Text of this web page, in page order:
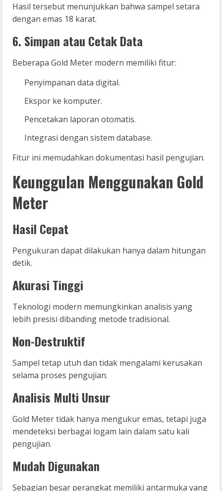
Hasil tersebut menunjukkan bahwa sampel setara
dengan emas 18 karat.
6. Simpan atau Cetak Data
Beberapa Gold Meter modern memiliki fitur:
Penyimpanan data digital.
Ekspor ke komputer.
Pencetakan laporan otomatis.
Integrasi dengan sistem database.
Fitur ini memudahkan dokumentasi hasil pengujian.
Keunggulan Menggunakan Gold
Meter
Hasil Cepat
Pengukuran dapat dilakukan hanya dalam hitungan
detik.
Akurasi Tinggi
Teknologi modern memungkinkan analisis yang
lebih presisi dibanding metode tradisional.
Non-Destruktif
Sampel tetap utuh dan tidak mengalami kerusakan
selama proses pengujian.
Analisis Multi Unsur
Gold Meter tidak hanya mengukur emas, tetapi juga
mendeteksi berbagai logam lain dalam satu kali
pengujian.
Mudah Digunakan
Sebagian besar perangkat memiliki antarmuka yang